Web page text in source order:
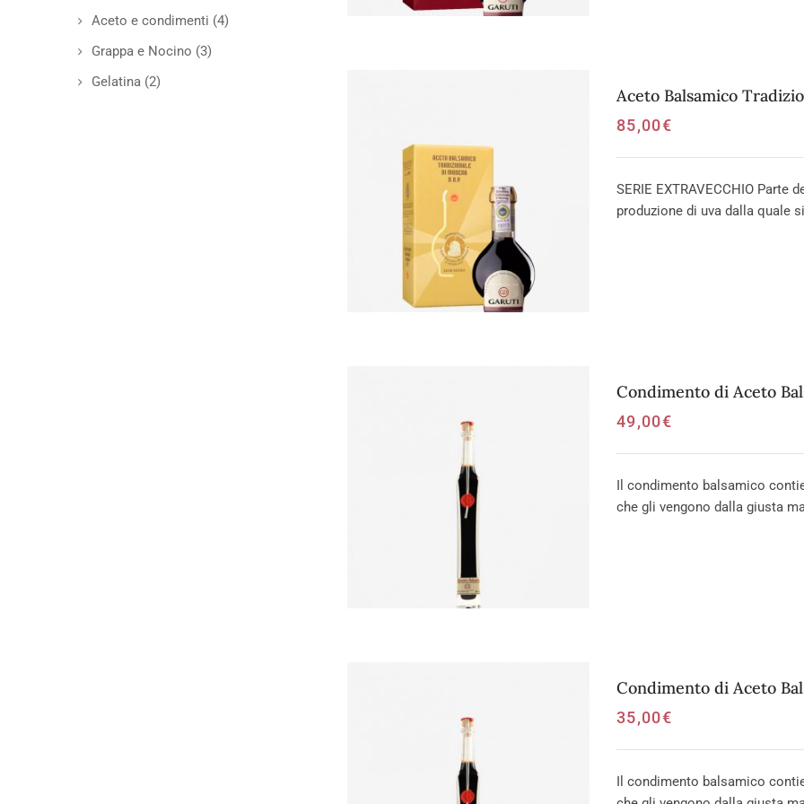
Aceto e condimenti (4)
Grappa e Nocino (3)
Gelatina (2)
Aceto Balsamico
85,00€
SERIE EXTRAVECCHIO
produzione di uva dalla quale
Condimento di Aceto
49,00€
Il condimento balsamico
che gli vengono dalla giusta
Condimento di Aceto
35,00€
Il condimento balsamico